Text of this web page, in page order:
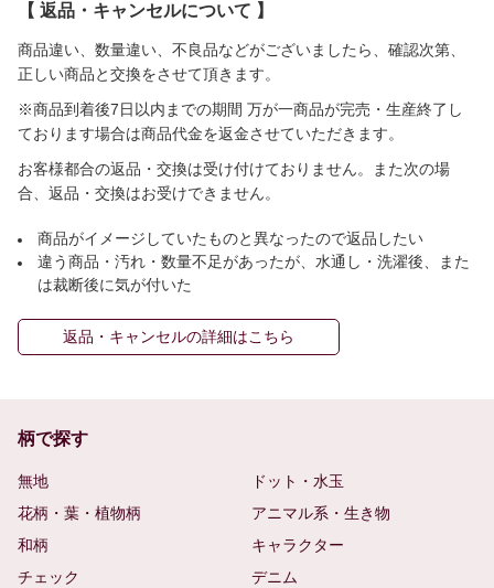
【 返品・キャンセルについて 】
商品違い、数量違い、不良品などがございましたら、確認次第、
正しい商品と交換をさせて頂きます。
※商品到着後7日以内までの期間 万が一商品が完売・生産終了し
ております場合は商品代金を返金させていただきます。
お客様都合の返品・交換は受け付けておりません。また次の場
合、返品・交換はお受けできません。
商品がイメージしていたものと異なったので返品したい
違う商品・汚れ・数量不足があったが、水通し・洗濯後、また
は裁断後に気が付いた
返品・キャンセルの詳細はこちら
柄で探す
無地
ドット・水玉
花柄・葉・植物柄
アニマル系・生き物
和柄
キャラクター
チェック
デニム